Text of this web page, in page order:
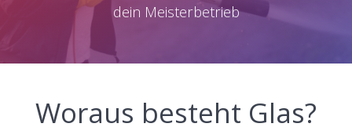
dein Meisterbetrieb
Woraus besteht Glas?